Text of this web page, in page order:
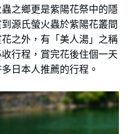
之鄉更是紫陽花祭中的隱
源氏螢火蟲於紫陽花叢間
之外，有「美人湯」之稱
行程，賞完花後住個一天
日本人推薦的行程。